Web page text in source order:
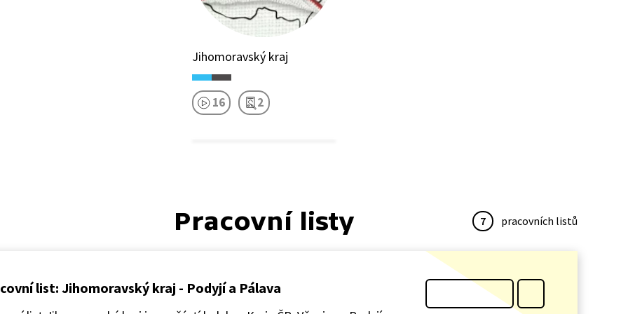
Jihomoravský kraj
16 2
Pracovní listy 7 pracovních listů
list: Jihomoravský kraj - Podyjí a Pálava